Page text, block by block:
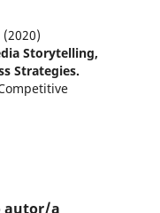
Storytelling,
Strategies.
autor/a